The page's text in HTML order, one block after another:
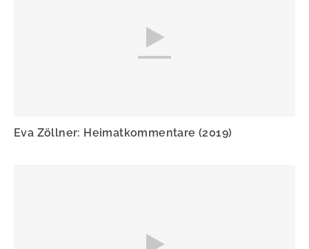
Eva Zöllner: Heimatkommentare (2019)